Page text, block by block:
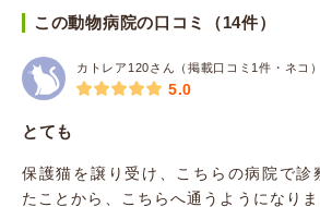
この動物病院の口コミ（14件）
カトレア120さん（掲載口コミ1件・ネコ）
5.0
とても
保護猫を譲り受け、こちらの病院で診
たことから、こちらへ通うようになりま